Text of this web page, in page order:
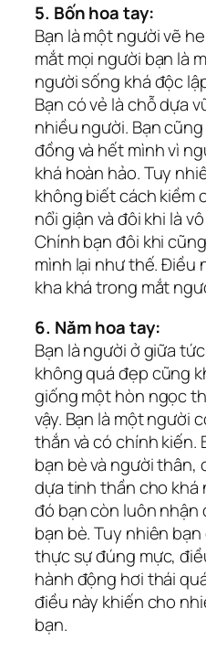
5. Bốn hoa tay:
Bạn là một người vẽ
mắt mọi người bạn là
người sống khá độc
Bạn có vẻ là chỗ dựa
nhiều người. Bạn
đồng và hết mình vì
khá hoàn hảo. Tuy
không biết cách kiềm
nổi giận và đôi khi là
Chính bạn đôi khi
mình lại như thế. Điều
kha khá trong mắt
6. Năm hoa tay:
Bạn là người ở giữa
không quá đẹp cũng
giống một hòn ngọc
vậy. Bạn là một người
thắn và có chính kiến.
bạn bè và người thân,
dựa tinh thần cho khá
đó bạn còn luôn
bạn bè. Tuy nhiên
thực sự đúng mực,
hành động hơi thái
điều này khiến cho
bạn.